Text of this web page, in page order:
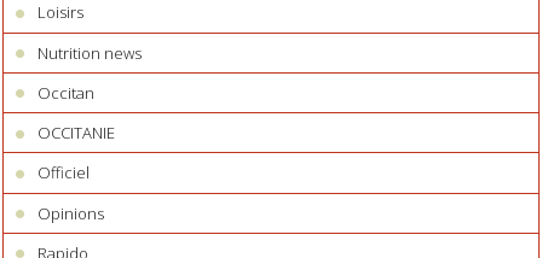
Loisirs
Nutrition news
Occitan
OCCITANIE
Officiel
Opinions
Rapido